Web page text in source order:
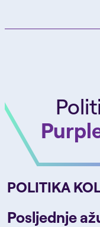
POLITIKA
Posljednje